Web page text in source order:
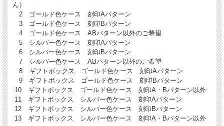
ん）
2 ゴールド色ケース 刻印Aパターン
3 ゴールド色ケース 刻印Bパターン
4 ゴールド色ケース ABパターン以外のご希望
5 シルバー色ケース 刻印Aパターン
6 シルバー色ケース 刻印Bパターン
7 シルバー色ケース ABパターン以外のご希望
8 ギフトボックス ゴールド色ケース 刻印Aパターン
9 ギフトボックス ゴールド色ケース 刻印Bパターン
10 ギフトボックス ゴールド色ケース 刻印A・Bパターン以外
11 ギフトボックス シルバー色ケース 刻印Aパターン
12 ギフトボックス シルバー色ケース 刻印Bパターン
13 ギフトボックス シルバー色ケース 刻印A・Bパターン以外